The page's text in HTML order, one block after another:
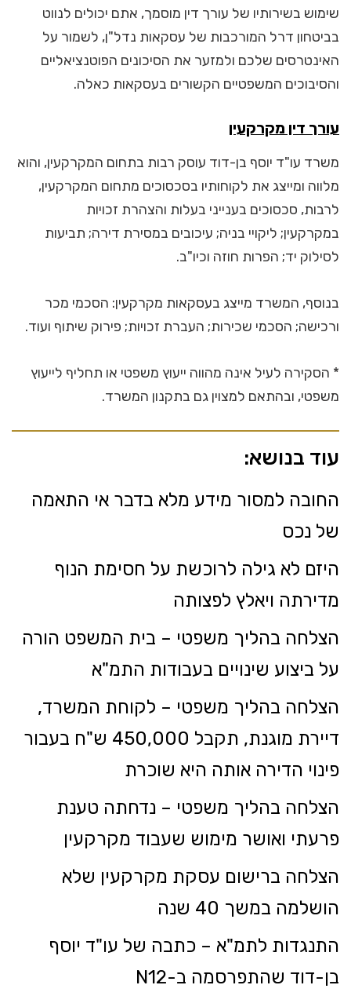
שימוש בשירותיו של עורך דין מוסמך, אתם יכולים לנווט
בביטחון דרל המורכבות של עסקאות נדל"ן, לשמור על
האינטרסים שלכם ולמזער את הסיכונים הפוטנציאליים
והסיבוכים המשפטיים הקשורים בעסקאות כאלה.
עורך דין מקרקעין
משרד עו"ד יוסף בן-דוד עוסק רבות בתחום המקרקעין, והוא
מלווה ומייצג את לקוחותיו בסכסוכים מתחום המקרקעין,
לרבות, סכסוכים בענייני בעלות והצהרת זכויות
במקרקעין; ליקויי בניה; עיכובים במסירת דירה; תביעות
לסילוק יד; הפרות חוזה וכיו"ב.
בנוסף, המשרד מייצג בעסקאות מקרקעין: הסכמי מכר
ורכישה; הסכמי שכירות; העברת זכויות; פירוק שיתוף ועוד.
* הסקירה לעיל אינה מהווה ייעוץ משפטי או תחליף לייעוץ
משפטי, ובהתאם למצוין גם בתקנון המשרד.
עוד בנושא:
החובה למסור מידע מלא בדבר אי התאמה
של נכס
היזם לא גילה לרוכשת על חסימת הנוף
מדירתה ויאלץ לפצותה
הצלחה בהליך משפטי – בית המשפט הורה
על ביצוע שינויים בעבודות התמ"א
הצלחה בהליך משפטי – לקוחת המשרד,
דיירת מוגנת, תקבל 450,000 ש"ח בעבור
פינוי הדירה אותה היא שוכרת
הצלחה בהליך משפטי – נדחתה טענת
פרעתי ואושר מימוש שעבוד מקרקעין
הצלחה ברישום עסקת מקרקעין שלא
הושלמה במשך 40 שנה
התנגדות לתמ"א – כתבה של עו"ד יוסף
בן-דוד שהתפרסמה ב-N12